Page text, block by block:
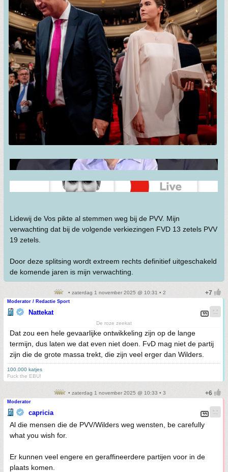
Lidewij de Vos pikte al stemmen weg bij de PVV. Mijn
verwachting dat bij de volgende verkiezingen FVD 13 zetels PVV
19 zetels.
Door deze splitsing wordt extreem rechts definitief uitgeschakeld
de komende jaren is mijn verwachting.
• zaterdag 1 november 2025 @ 10:31 • 2
Moderator / Redactie Sport
Nattekat
De roze zeekat
Dat zou een hele gevaarlijke ontwikkeling zijn op de lange
termijn, dus laten we dat even niet doen. FvD mag niet de partij
zijn die de grote massa trekt, die zijn veel erger dan Wilders.
100.000 katjes
Fuck the EBU!
• zaterdag 1 november 2025 @ 10:33 • 3
Moderator
capricia
Al die mensen die de PVV/Wilders weg wensten, be carefully
what you wish for.
Er kunnen veel engere en geraffineerdere partijen voor in de
plaats komen.